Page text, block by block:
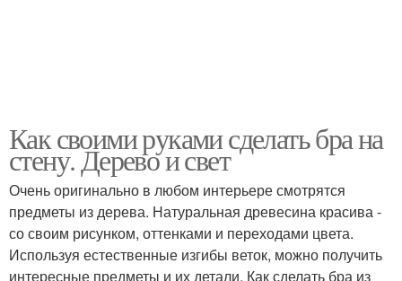
Как своими руками сделать бра на
стену. Дерево и свет
Очень оригинально в любом интерьере смотрятся
предметы из дерева. Натуральная древесина красива -
со своим рисунком, оттенками и переходами цвета.
Используя естественные изгибы веток, можно получить
интересные предметы и их детали. Как сделать бра из